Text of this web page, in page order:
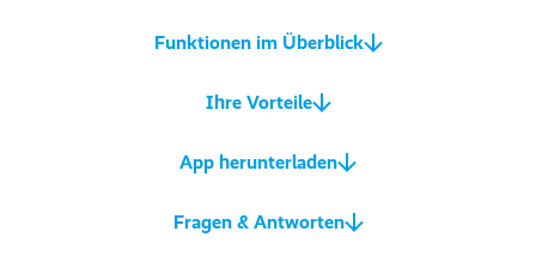
Funktionen im Überblick
Ihre Vorteile
App herunterladen
Fragen & Antworten